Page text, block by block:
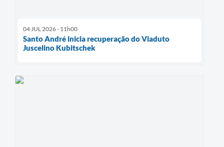
04 JUL 2026 - 11h00
Santo André inicia recuperação do Viaduto
Juscelino Kubitschek